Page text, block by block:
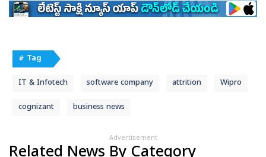
# Tag
IT & Infotech software company attrition Wipro
cognizant business news
Advertisement